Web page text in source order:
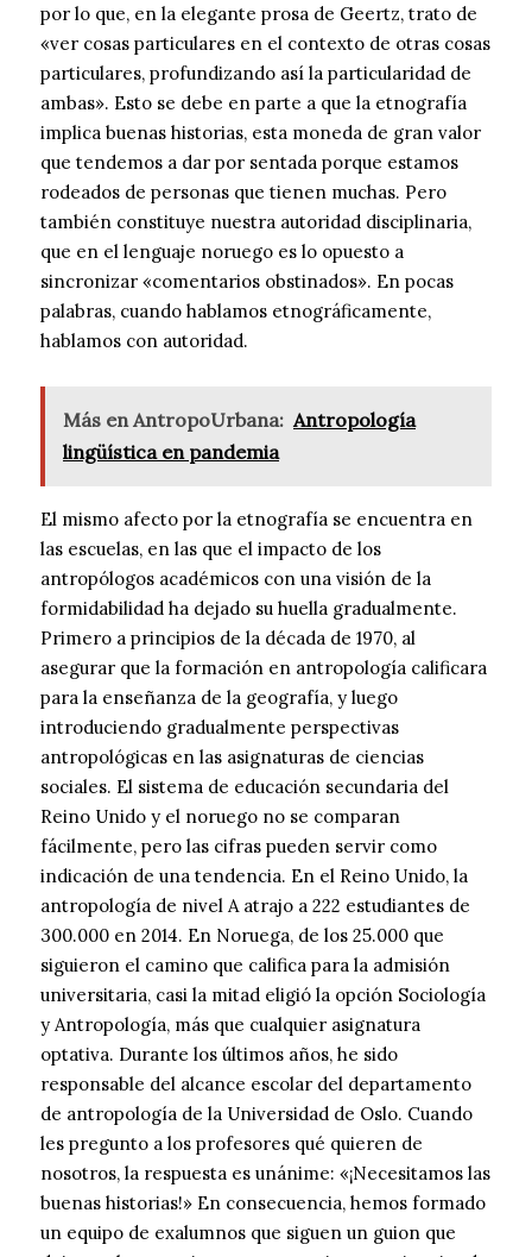
por lo que, en la elegante prosa de Geertz, trato de
«ver cosas particulares en el contexto de otras cosas
particulares, profundizando así la particularidad de
ambas». Esto se debe en parte a que la etnografía
implica buenas historias, esta moneda de gran valor
que tendemos a dar por sentada porque estamos
rodeados de personas que tienen muchas. Pero
también constituye nuestra autoridad disciplinaria,
que en el lenguaje noruego es lo opuesto a
sincronizar «comentarios obstinados». En pocas
palabras, cuando hablamos etnográficamente,
hablamos con autoridad.
Más en AntropoUrbana: Antropología
lingüística en pandemia
El mismo afecto por la etnografía se encuentra en
las escuelas, en las que el impacto de los
antropólogos académicos con una visión de la
formidabilidad ha dejado su huella gradualmente.
Primero a principios de la década de 1970, al
asegurar que la formación en antropología calificara
para la enseñanza de la geografía, y luego
introduciendo gradualmente perspectivas
antropológicas en las asignaturas de ciencias
sociales. El sistema de educación secundaria del
Reino Unido y el noruego no se comparan
fácilmente, pero las cifras pueden servir como
indicación de una tendencia. En el Reino Unido, la
antropología de nivel A atrajo a 222 estudiantes de
300.000 en 2014. En Noruega, de los 25.000 que
siguieron el camino que califica para la admisión
universitaria, casi la mitad eligió la opción Sociología
y Antropología, más que cualquier asignatura
optativa. Durante los últimos años, he sido
responsable del alcance escolar del departamento
de antropología de la Universidad de Oslo. Cuando
les pregunto a los profesores qué quieren de
nosotros, la respuesta es unánime: «¡Necesitamos las
buenas historias!» En consecuencia, hemos formado
un equipo de exalumnos que siguen un guion que